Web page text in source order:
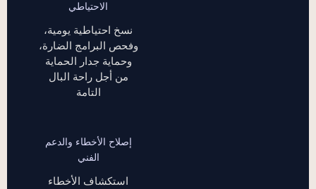
الاحتياطي
نسخ احتياطية يومية،
وفحص البرامج الضارة،
وحماية جدار الحماية
من أجل راحة البال
التامة
إصلاح الأخطاء والدعم
الفني
استكشاف الأخطاء